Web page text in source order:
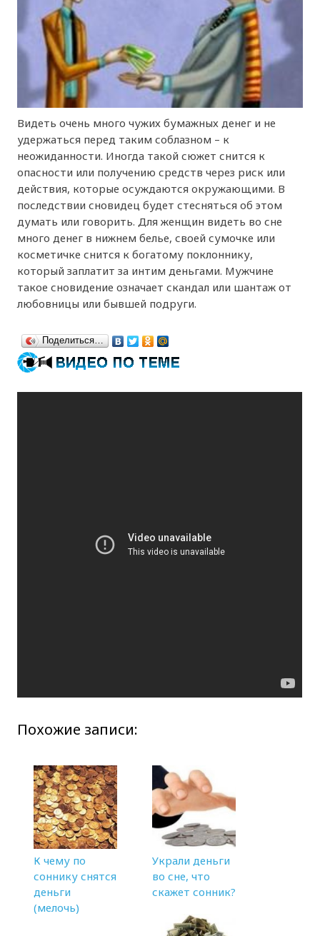
Видеть очень много чужих бумажных денег и не
удержаться перед таким соблазном – к
неожиданности. Иногда такой сюжет снится к
опасности или получению средств через риск или
действия, которые осуждаются окружающими. В
последствии сновидец будет стесняться об этом
думать или говорить. Для женщин видеть во сне
много денег в нижнем белье, своей сумочке или
косметичке снится к богатому поклоннику,
который заплатит за интим деньгами. Мужчине
такое сновидение означает скандал или шантаж от
любовницы или бывшей подруги.
Поделиться…
Похожие записи:
К чему по
соннику снятся
деньги
(мелочь)
Украли деньги
во сне, что
скажет сонник?